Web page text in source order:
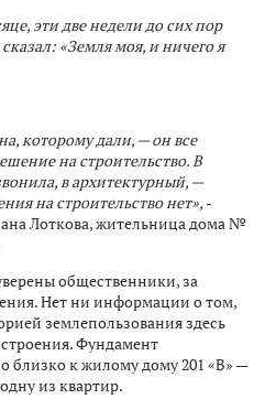
эти две недели до сих пор
«Земля моя, и ничего я
которому дали, — он все
на строительство. В
в архитектурный, —
на строительство нет», -
Лоткова, жительница дома №
общественники, за
Нет ни информации о том,
землепользования здесь
Фундамент
близко к жилому дому 201 «В» —
из квартир.